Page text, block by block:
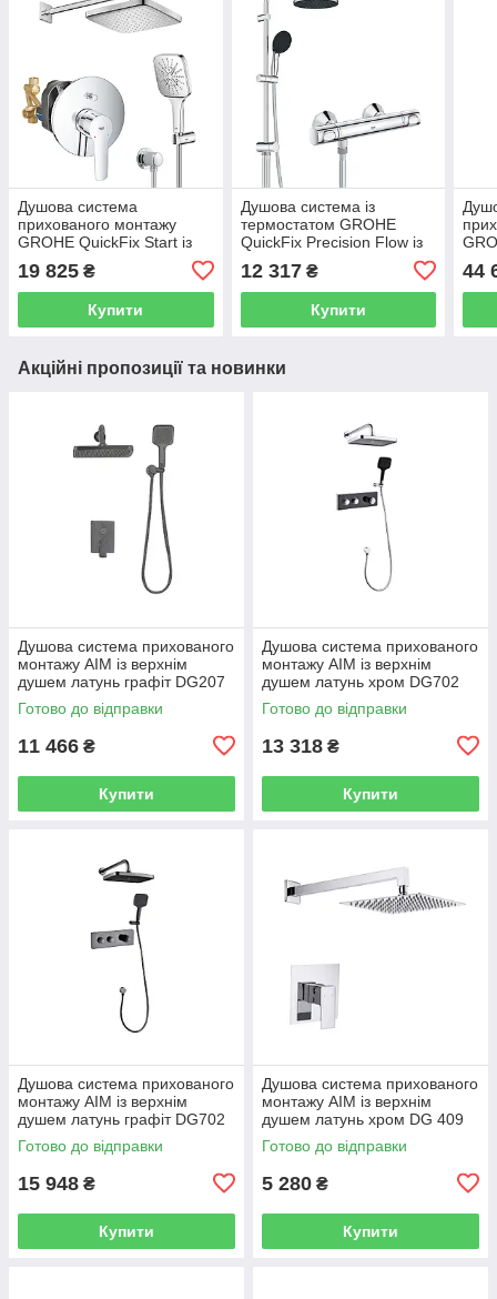
Душова система
прихованого монтажу
GROHE QuickFix Start із
хром UA25183007
19 825 ₴
Купити
Душова система із
термостатом GROHE
QuickFix Precision Flow із
хром UA202908TR
12 317₴
Купити
44
Акційні пропозиції та новинки
Душова система прихованого
монтажу AIM із верхнім
душем латунь графіт DG207
gun grey
Готово до відправки
11 466 ₴
Купити
Душова система прихованого
монтажу AIM із верхнім
душем латунь хром DG702
chrome
Готово до відправки
13 318 ₴
Купити
Душова система прихованого
монтажу AIM із верхнім
душем латунь графіт DG702
gun grey
Готово до відправки
15 948 ₴
Купити
Душова система прихованого
монтажу AIM із верхнім
душем латунь хром DG 409
chrome
Готово до відправки
5 280 ₴
Купити